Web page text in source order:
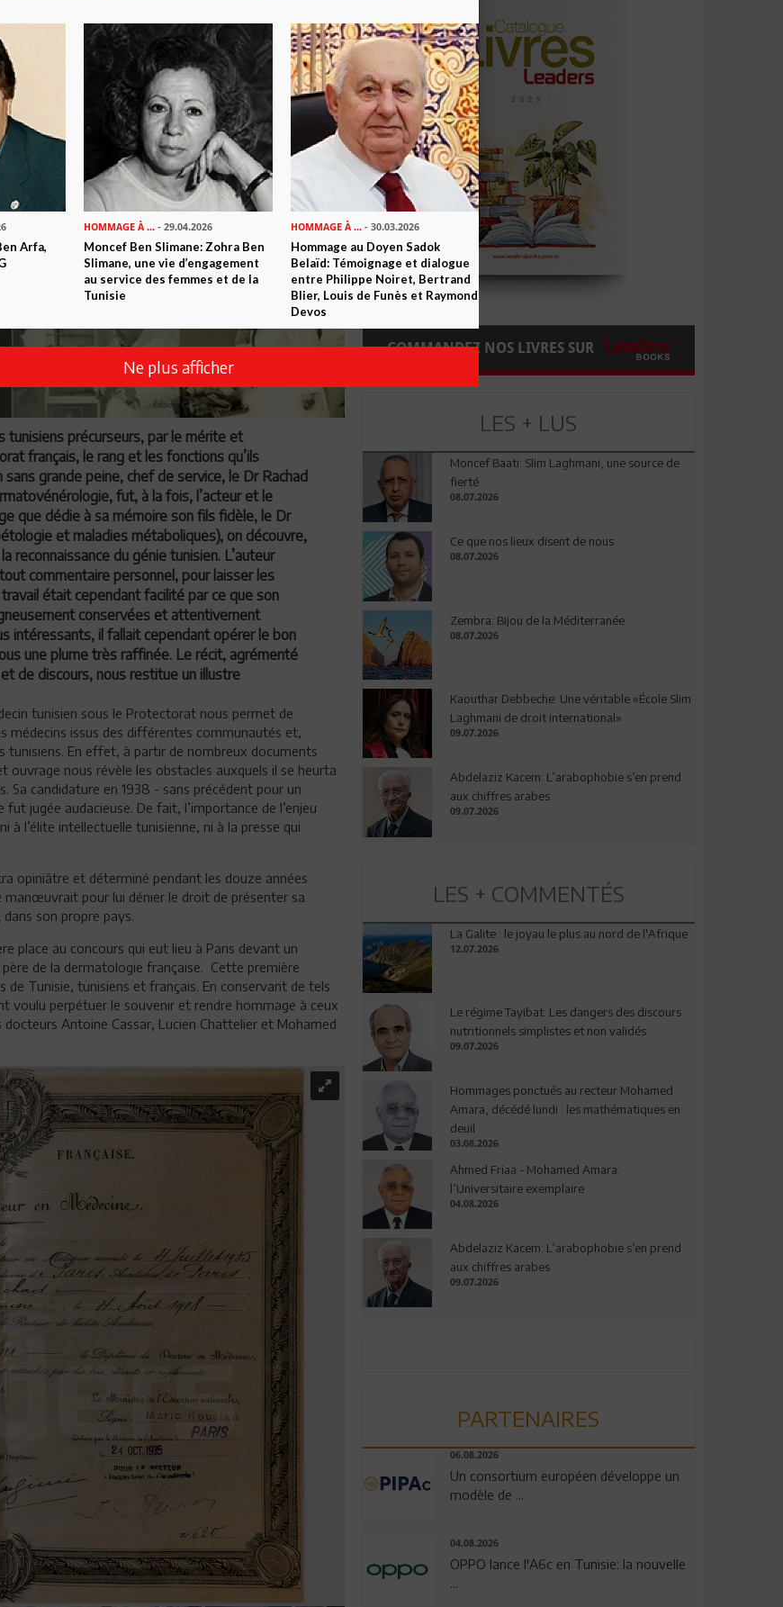
tunisiens précurseurs, par le mérite et
français, le rang et les fonctions qu’ils
grande peine, chef de service, le Dr Rachad
fut, à la fois, l’acteur et le
que dédie à sa mémoire son fils fidèle, le Dr
et maladies métaboliques), on découvre,
reconnaissance du génie tunisien. L’auteur
commentaire personnel, pour laisser les
était cependant facilité par ce que son
conservées et attentivement
intéressants, il fallait cependant opérer le bon
une plume très raffinée. Le récit, agrémenté
de discours, nous restitue un illustre
tunisien sous le Protectorat nous permet de
médecins issus des différentes communautés et,
tunisiens. En effet, à partir de nombreux documents
nous révèle les obstacles auxquels il se heurta
Sa candidature en 1938 - sans précédent pour un
jugée audacieuse. De fait, l’importance de l’enjeu
l’élite intellectuelle tunisienne, ni à la presse qui
opiniâtre et déterminé pendant les douze années
manœuvrait pour lui dénier le droit de présenter sa
son propre pays.
place au concours qui eut lieu à Paris devant un
de la dermatologie française. Cette première
Tunisie, tunisiens et français. En conservant de tels
voulu perpétuer le souvenir et rendre hommage à ceux
Antoine Cassar, Lucien Chattelier et Mohamed
COMMANDEZ NOS LIVRES SUR
LES + LUS
Moncef Baati: Slim Laghmani, une source de
fierté
08.07.2026
Ce que nos lieux disent de nous
08.07.2026
Zembra: Bijou de la Méditerranée
08.07.2026
Kaouthar Debbeche: Une véritable «École Slim
Laghmani de droit international»
09.07.2026
Abdelaziz Kacem: L’arabophobie s’en prend
aux chiffres arabes
09.07.2026
LES + COMMENTÉS
La Galite : le joyau le plus au nord de l'Afrique
12.07.2026
Le régime Tayibat: Les dangers des discours
nutritionnels simplistes et non validés
09.07.2026
Hommages ponctués au recteur Mohamed
Amara, décédé lundi : les mathématiques en
deuil
03.08.2026
Ahmed Friaa - Mohamed Amara:
l’Universitaire exemplaire
04.08.2026
Abdelaziz Kacem: L’arabophobie s’en prend
aux chiffres arabes
09.07.2026
PARTENAIRES
06.08.2026
Un consortium européen développe un
modèle de ...
04.08.2026
OPPO lance l'A6c en Tunisie: la nouvelle
...
Arfa,
HOMMAGE À ... - 29.04.2026
Moncef Ben Slimane: Zohra Ben
Slimane, une vie d’engagement
au service des femmes et de la
Tunisie
HOMMAGE À ...- 30.03.2026
Hommage au Doyen Sadok
Belaïd: Témoignage et dialogue
entre Philippe Noiret, Bertrand
Blier, Louis de Funès et Raymond
Devos
Ne plus afficher